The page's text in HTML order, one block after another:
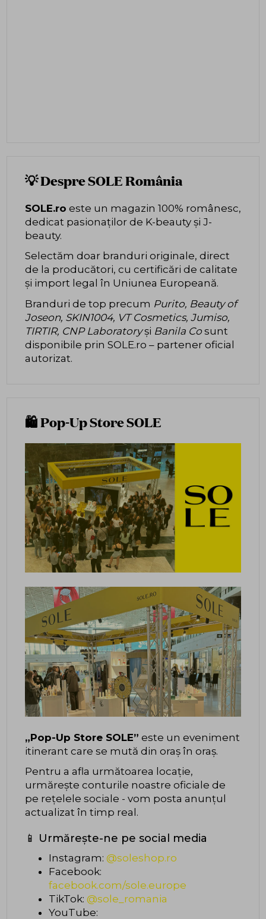
💡 Despre SOLE România
SOLE.ro este un magazin 100% românesc,
dedicat pasionaților de K-beauty și J-
beauty.
Selectăm doar branduri originale, direct
de la producători, cu certificări de calitate
și import legal în Uniunea Europeană.
Branduri de top precum Purito, Beauty of
Joseon, SKIN1004, VT Cosmetics, Jumiso,
TIRTIR, CNP Laboratoryși Banila Co sunt
disponibile prin SOLE.ro – partener oficial
autorizat.
🛍️ Pop-Up Store SOLE
„Pop-Up Store SOLE” este un eveniment
itinerant care se mută din oraș în oraș.
Pentru a afla următoarea locație,
urmărește conturile noastre oficiale de
pe rețelele sociale - vom posta anunțul
actualizat în timp real.
📱 Urmărește-ne pe social media
Instagram: @soleshop.ro
Facebook:
facebook.com/sole.europe
TikTok: @sole_romania
YouTube: